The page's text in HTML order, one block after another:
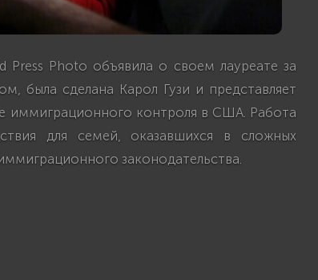
Photo объявила о своем лауреате за
была сделана Карол Гузи и представляет
контроля в США. Работа
для семей, оказавшихся в сложных
законодательства.